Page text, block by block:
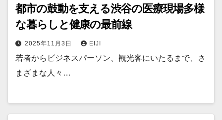
都市の鼓動を支える渋谷の医療現場多様
な暮らしと健康の最前線
2025年11月3日 EIJI
若者からビジネスパーソン、観光客にいたるまで、さ
まざまな人々…